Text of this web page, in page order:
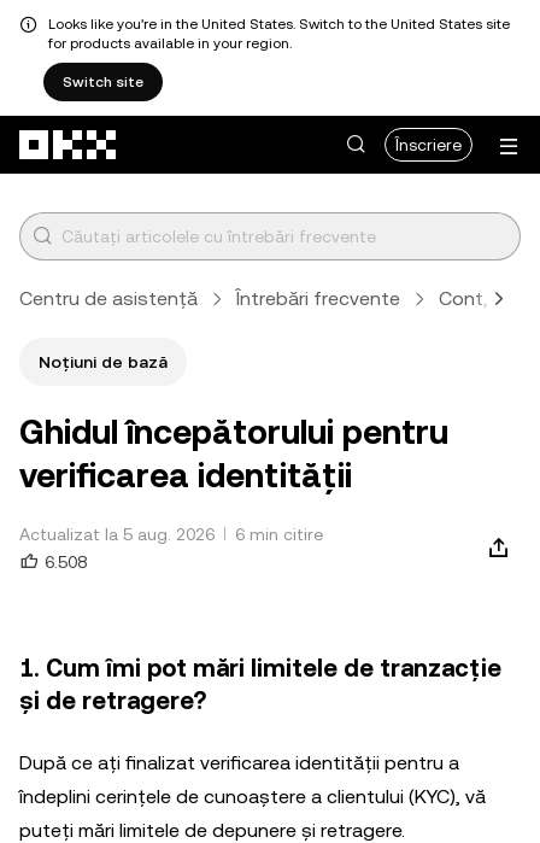
Looks like you're in the United States. Switch to the United States site
for products available in your region.
Switch site
Înscriere
Centru de asistență Întrebări frecvente Cont,
Noțiuni de bază
Ghidul începătorului pentru
verificarea identității
Actualizat la 5 aug. 2026
6 min citire
6.508
1. Cum îmi pot mări limitele de tranzacție
și de retragere?
După ce ați finalizat verificarea identității pentru a
îndeplini cerințele de cunoaștere a clientului (KYC), vă
puteți mări limitele de depunere și retragere.